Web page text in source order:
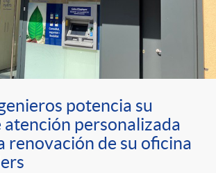
potencia su
atención personalizada
renovación de su oficina